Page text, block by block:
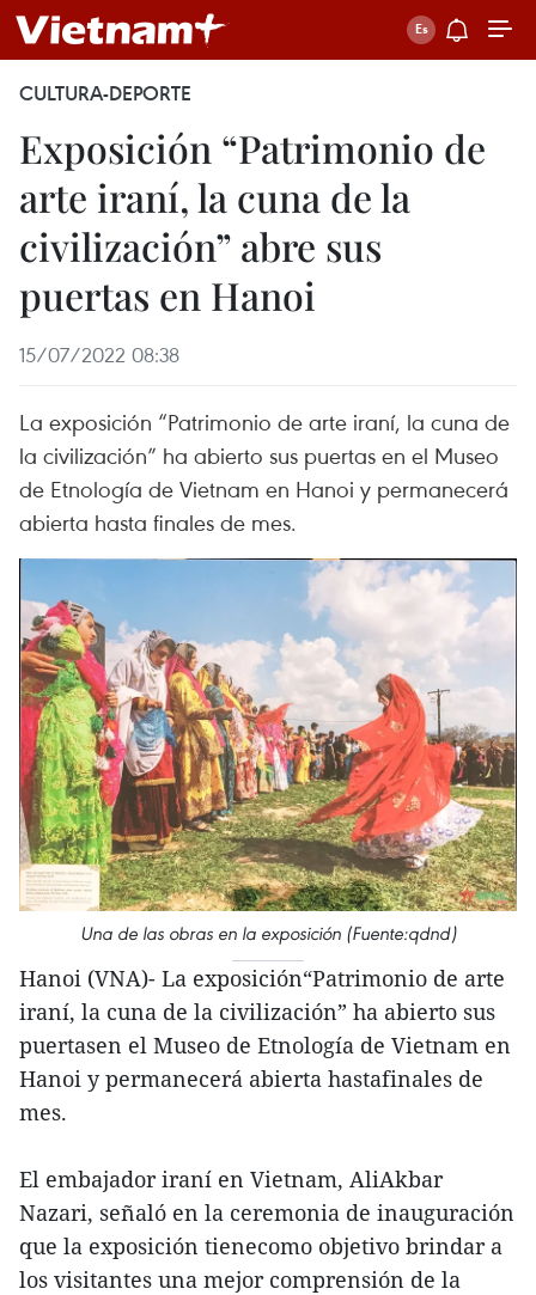
CULTURA-DEPORTE
Exposición “Patrimonio de
arte iraní, la cuna de la
civilización” abre sus
puertas en Hanoi
15/07/2022 08:38
La exposición “Patrimonio de arte iraní, la cuna de
la civilización” ha abierto sus puertas en el Museo
de Etnología de Vietnam en Hanoi y permanecerá
abierta hasta finales de mes.
Una de las obras en la exposición (Fuente:qdnd)
Hanoi (VNA)- La exposición“Patrimonio de arte
iraní, la cuna de la civilización” ha abierto sus
puertasen el Museo de Etnología de Vietnam en
Hanoi y permanecerá abierta hastafinales de
mes.
El embajador iraní en Vietnam, AliAkbar
Nazari, señaló en la ceremonia de inauguración
que la exposición tienecomo objetivo brindar a
los visitantes una mejor comprensión de la